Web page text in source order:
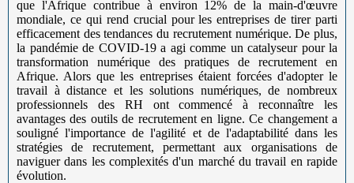
que l'Afrique contribue à environ 12% de la main-d'œuvre
mondiale, ce qui rend crucial pour les entreprises de tirer parti
efficacement des tendances du recrutement numérique. De plus,
la pandémie de COVID-19 a agi comme un catalyseur pour la
transformation numérique des pratiques de recrutement en
Afrique. Alors que les entreprises étaient forcées d'adopter le
travail à distance et les solutions numériques, de nombreux
professionnels des RH ont commencé à reconnaître les
avantages des outils de recrutement en ligne. Ce changement a
souligné l'importance de l'agilité et de l'adaptabilité dans les
stratégies de recrutement, permettant aux organisations de
naviguer dans les complexités d'un marché du travail en rapide
évolution.